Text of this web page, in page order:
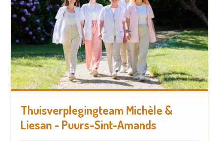
Thuisverplegingteam Michèle &
Liesan - Puurs-Sint-Amands